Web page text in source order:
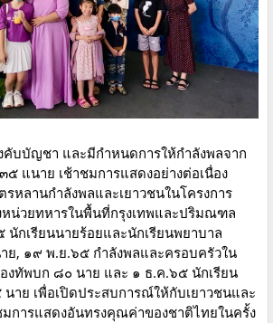
บบัญชา และมีกำหนดการให้กำลังพลจาก
แนาย เช้าชมการแสดงอย่างต่อเนื่อง
หลานกำลังพลและเยาวชนในโครงการ
หน่วยทหารในพื้นที่กรุงเทพและปริมณฑล
กเรียนนายร้อยและนักเรียนพยาบาล
ย, ๑๙ พ.ย.๖๕ กำลังพลและครอบครัวใน
งทัพบก ๘๐ นาย และ ๑ ธ.ค.๖๕ นักเรียน
าย เพื่อเปิดประสบการณ์ให้กับเยาวชนและ
การแสดงอันทรงคุณค่าของชาติไทยในครั้ง